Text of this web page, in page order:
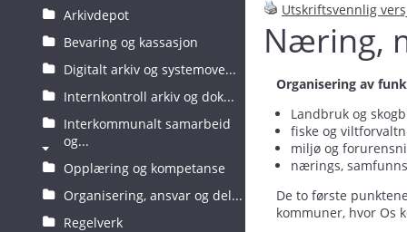
Arkivdepot
Bevaring og kassasjon
Digitalt arkiv og systemove...
Internkontroll arkiv og dok...
Interkommunalt samarbeid
og...
Opplæring og kompetanse
Organisering, ansvar og del...
Regelverk
Utskriftsvennlig
Næring,
Organisering av
Landbruk og
fiske og
miljø og
nærings,
De to første
kommuner, hvor Os